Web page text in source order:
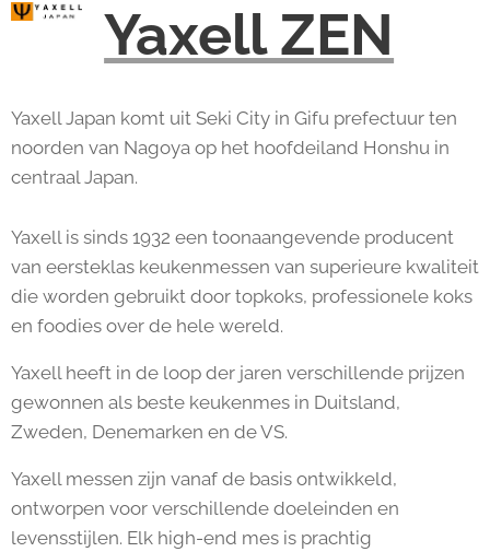
Yaxell ZEN
Yaxell Japan komt uit Seki City in Gifu prefectuur ten
noorden van Nagoya op het hoofdeiland Honshu in
centraal Japan.
Yaxell is sinds 1932 een toonaangevende producent
van eersteklas keukenmessen van superieure kwaliteit
die worden gebruikt door topkoks, professionele koks
en foodies over de hele wereld.
Yaxell heeft in de loop der jaren verschillende prijzen
gewonnen als beste keukenmes in Duitsland,
Zweden, Denemarken en de VS.
Yaxell messen zijn vanaf de basis ontwikkeld,
ontworpen voor verschillende doeleinden en
levensstijlen. Elk high-end mes is prachtig